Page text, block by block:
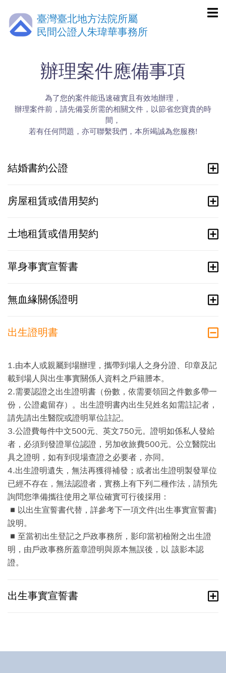
臺灣臺北地方法院所屬
民間公證人朱瑋華事務所
辦理案件應備事項
為了您的案件能迅速確實且有效地辦理，
辦理案件前，請先備妥所需的相關文件，以節省您寶貴的時
間，
若有任何問題，亦可聯繫我們，本所竭誠為您服務!
結婚書約公證
房屋租賃或借用契約
土地租賃或借用契約
單身事實宣誓書
無血緣關係證明
出生證明書
1.由本人或親屬到場辦理，攜帶到場人之身分證、印章及記
載到場人與出生事實關係人資料之戶籍謄本。
2.需要認證之出生證明書（份數，依需要領回之件數多帶一
份，公證處留存）。出生證明書內出生兒姓名如需註記者，
請先請出生醫院或證明單位註記。
3.公證費每件中文500元、英文750元。證明如係私人發給
者，必須到發證單位認證，另加收旅費500元。公立醫院出
具之證明，如有到現場查證之必要者，亦同。
4.出生證明遺失，無法再獲得補發；或者出生證明製發單位
已經不存在，無法認證者，實務上有下列二種作法，請預先
詢問您準備攜往使用之單位確實可行後採用：
◾以出生宣誓書代替，詳參考下一項文件{出生事實宣誓書}
說明。
◾至當初出生登記之戶政事務所，影印當初檢附之出生證
明，由戶政事務所蓋章證明與原本無誤後，以 該影本認
證。
出生事實宣誓書